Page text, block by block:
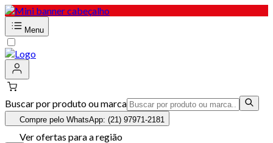
Menu
Buscar por produto ou marca
Compre pelo WhatsApp: (21) 97971-2181
Ver ofertas para a região